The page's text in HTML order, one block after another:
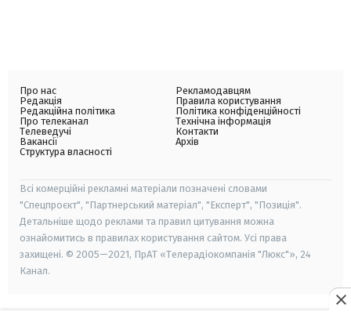
Про нас
Редакція
Редакційна політика
Про телеканал
Телеведучі
Вакансії
Структура власності
Рекламодавцям
Правила користування
Політика конфіденційності
Технічна інформація
Контакти
Архів
Всі комерційні рекламні матеріали позначені словами
"Спецпроєкт", "Партнерський матеріал", "Експерт", "Позиція".
Детальніше щодо реклами та правил цитування можна
ознайомитись в правилах користування сайтом. Усі права
захищені. © 2005—2021, ПрАТ «Телерадіокомпанія "Люкс"», 24
Канал.